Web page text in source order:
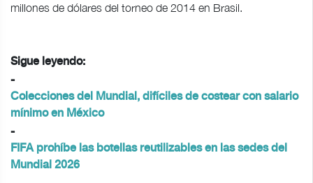
millones de dólares del torneo de 2014 en Brasil.
Sigue leyendo:
-
Colecciones del Mundial, difíciles de costear con salario
mínimo en México
-
FIFA prohíbe las botellas reutilizables en las sedes del
Mundial 2026